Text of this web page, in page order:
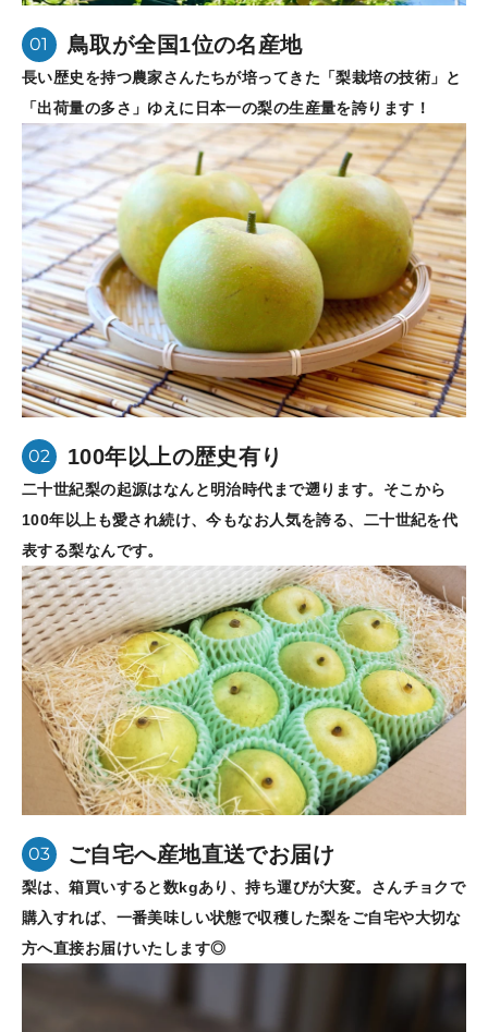
01 鳥取が全国1位の名産地
長い歴史を持つ農家さんたちが培ってきた「梨栽培の技術」と
「出荷量の多さ」ゆえに日本一の梨の生産量を誇ります！
02 100年以上の歴史有り
二十世紀梨の起源はなんと明治時代まで遡ります。そこから
100年以上も愛され続け、今もなお人気を誇る、二十世紀を代
表する梨なんです。
03 ご自宅へ産地直送でお届け
梨は、箱買いすると数kgあり、持ち運びが大変。さんチョクで
購入すれば、一番美味しい状態で収穫した梨をご自宅や大切な
方へ直接お届けいたします◎